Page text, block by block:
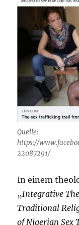
Quelle:
https://
22087291/
In einem
„Integrative
Traditional
of Nigerian Sex